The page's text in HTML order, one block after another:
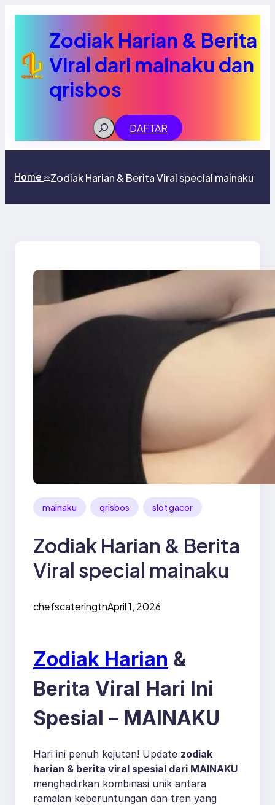
Zodiak Harian & Berita
Viral dari mainaku dan
qrisbos
Search DAFTAR
Home >>Zodiak Harian & Berita Viral special mainaku
mainaku qrisbos slot gacor
Zodiak Harian & Berita
Viral special mainaku
chefscateringtnApril 1, 2026
Zodiak Harian &
Berita Viral Hari Ini
Spesial – MAINAKU
Hari ini penuh kejutan! Update zodiak
harian & berita viral spesial dari MAINAKU
menghadirkan kombinasi unik antara
ramalan keberuntungan dan tren yang